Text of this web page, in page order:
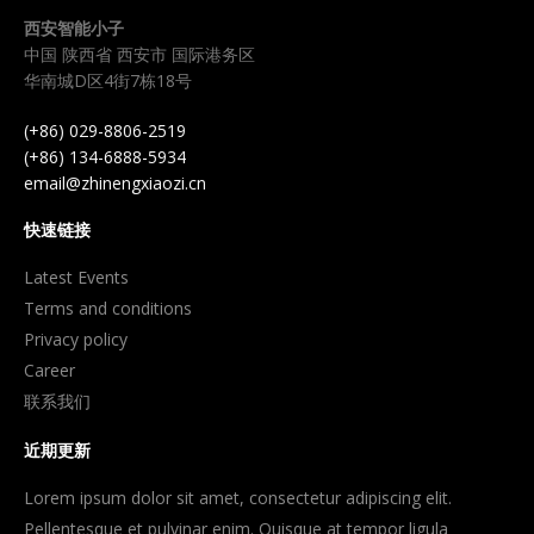
西安智能小子
中国 陕西省 西安市 国际港务区
华南城D区4街7栋18号
(+86) 029-8806-2519
(+86) 134-6888-5934
email@zhinengxiaozi.cn
快速链接
Latest Events
Terms and conditions
Privacy policy
Career
联系我们
近期更新
Lorem ipsum dolor sit amet, consectetur adipiscing elit.
Pellentesque et pulvinar enim. Quisque at tempor ligula